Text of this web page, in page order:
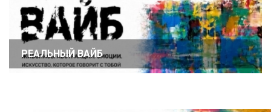
РЕАЛЬНЫЙ ВАЙБ